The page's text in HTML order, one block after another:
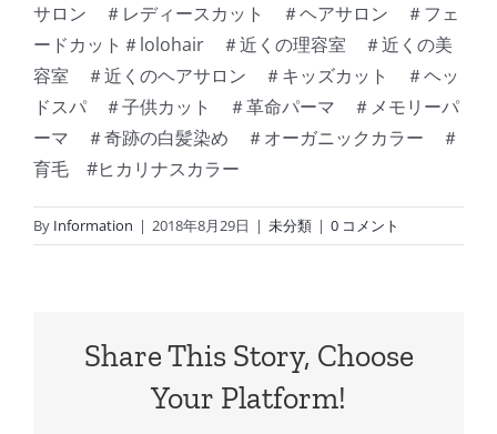
サロン ＃レディースカット ＃ヘアサロン ＃フェ
ードカット＃lolohair ＃近くの理容室 ＃近くの美
容室 ＃近くのヘアサロン ＃キッズカット ＃ヘッ
ドスパ ＃子供カット ＃革命パーマ ＃メモリーパ
ーマ ＃奇跡の白髪染め ＃オーガニックカラー ＃
育毛 #ヒカリナスカラー
By Information | 2018年8月29日 | 未分類 | 0 コメント
Share This Story, Choose
Your Platform!